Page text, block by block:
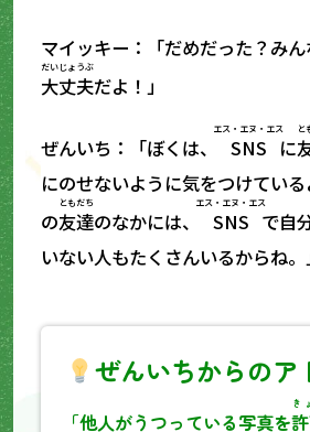
マイッキー：「だめだった？み
大丈夫
だいじょうぶ
だよ！」
ぜんいち：「ぼくは、 SNS
エス・エヌ・エス
に
と
にのせないように気をつけてい
の友達
ともだち
のなかには、 SNS
エス・エヌ・エス
で自
いない人もたくさんいるからね。
ぜんいちからのア
「他人がうつっている写真を
き